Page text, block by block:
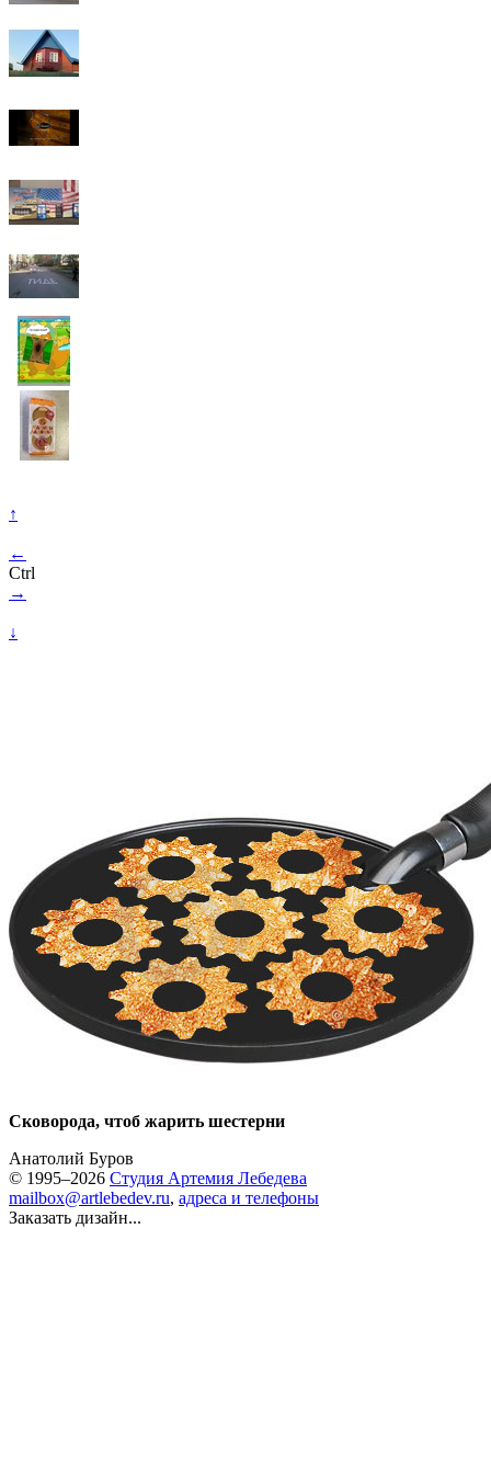
↑
←
Ctrl
→
↓
Сковорода, чтоб жарить шестерни
Анатолий Буров
© 1995–2026 Студия Артемия Лебедева
mailbox@artlebedev.ru, адреса и телефоны
Заказать дизайн...